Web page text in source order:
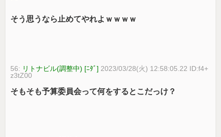
そう思うなら止めてやれよｗｗｗｗ
56: リトナビル(調整中) [ﾆﾀﾞ] 2023/03/28(火) 12:58:05.22 ID:f4+
z3tZ00
そもそも予算委員会って何をするとこだっけ？